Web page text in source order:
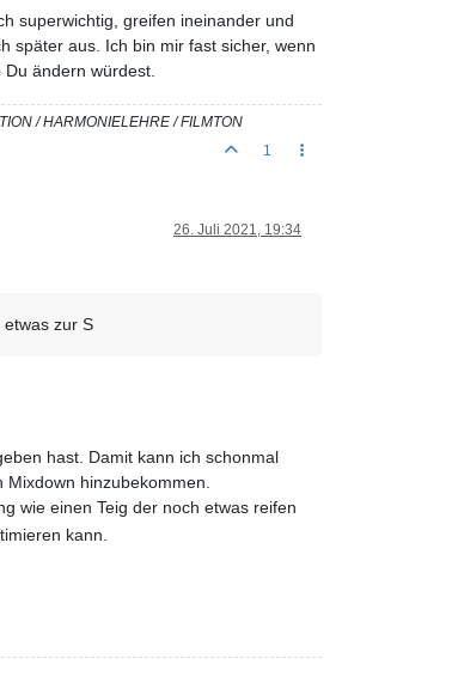
superwichtig, greifen ineinander und
später aus. Ich bin mir fast sicher, wenn
Du ändern würdest.
/ HARMONIELEHRE / FILMTON
1
26. Juli 2021, 19:34
zur S
hast. Damit kann ich schonmal
hinzubekommen.
wie einen Teig der noch etwas reifen
kann.